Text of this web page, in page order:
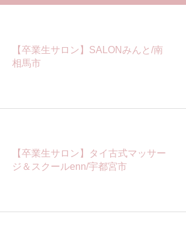
【卒業生サロン】SALONみんと/南
相馬市
【卒業生サロン】タイ古式マッサー
ジ＆スクールenn/宇都宮市